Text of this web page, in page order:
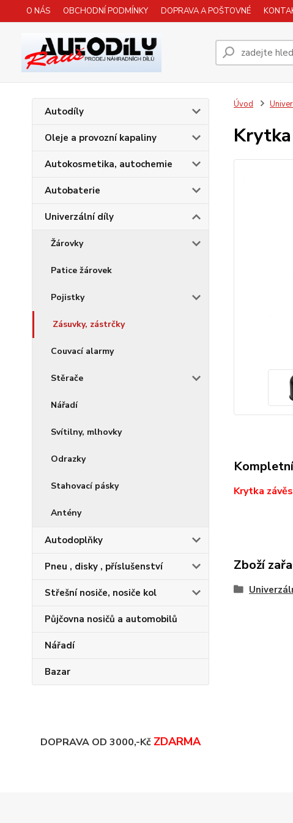
O NÁS OBCHODNÍ PODMÍNKY DOPRAVA A POŠTOVNÉ
Autodíly
Oleje a provozní kapaliny
Autokosmetika, autochemie
Autobaterie
Univerzální díly
Žárovky
Patice žárovek
Pojistky
Zásuvky, zástrčky
Couvací alarmy
Stěrače
Nářadí
Svítilny, mlhovky
Odrazky
Stahovací pásky
Antény
Autodoplňky
Pneu , disky , příslušenství
Střešní nosiče, nosiče kol
Půjčovna nosičů a automobilů
Nářadí
Bazar
DOPRAVA OD 3000,-Kč ZDARMA
Úvod
Krytka
Zboží